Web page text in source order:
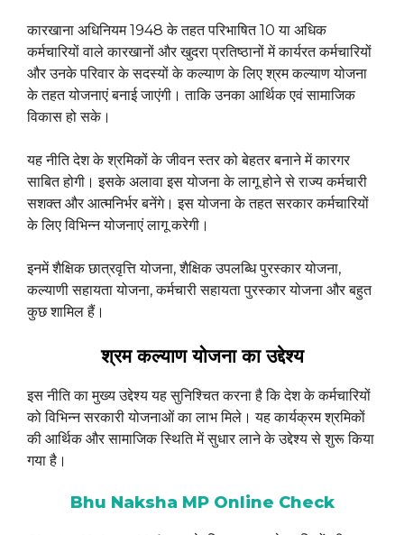
कारखाना अधिनियम 1948 के तहत परिभाषित 10 या अधिक
कर्मचारियों वाले कारखानों और खुदरा प्रतिष्ठानों में कार्यरत कर्मचारियों
और उनके परिवार के सदस्यों के कल्याण के लिए श्रम कल्याण योजना
के तहत योजनाएं बनाई जाएंगी। ताकि उनका आर्थिक एवं सामाजिक
विकास हो सके।
यह नीति देश के श्रमिकों के जीवन स्तर को बेहतर बनाने में कारगर
साबित होगी। इसके अलावा इस योजना के लागू होने से राज्य कर्मचारी
सशक्त और आत्मनिर्भर बनेंगे। इस योजना के तहत सरकार कर्मचारियों
के लिए विभिन्न योजनाएं लागू करेगी।
इनमें शैक्षिक छात्रवृत्ति योजना, शैक्षिक उपलब्धि पुरस्कार योजना,
कल्याणी सहायता योजना, कर्मचारी सहायता पुरस्कार योजना और बहुत
कुछ शामिल हैं।
श्रम कल्याण योजना का उद्देश्य
इस नीति का मुख्य उद्देश्य यह सुनिश्चित करना है कि देश के कर्मचारियों
को विभिन्न सरकारी योजनाओं का लाभ मिले। यह कार्यक्रम श्रमिकों
की आर्थिक और सामाजिक स्थिति में सुधार लाने के उद्देश्य से शुरू किया
गया है।
Bhu Naksha MP Online Check